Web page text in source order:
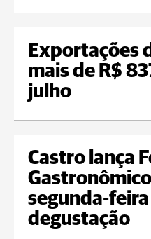
Exportações
mais de R$
julho
Castro lança
segunda-
degustação